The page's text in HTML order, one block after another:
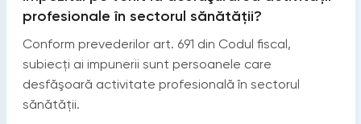
profesionale în sectorul sănătății?
Conform prevederilor art. 691 din Codul fiscal,
subiecţi ai impunerii sunt persoanele care
desfăşoară activitate profesională în sectorul
sănătății.